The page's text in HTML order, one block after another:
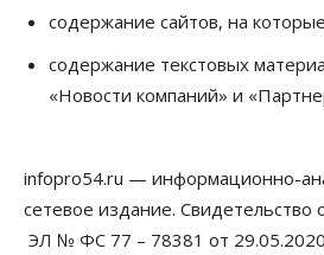
Бизнес Недвижимость
Застройщики
доплатили налоги на сумму
Бизнес Власть
От регоператора
погасить долги на два
05 Августа 2026, 19:00
содержание сайтов, на
содержание текстовых
«Новости компаний» и
infopro54.ru — информационно-
сетевое издание. Свидетельство
ЭЛ № ФС 77 – 78381 от